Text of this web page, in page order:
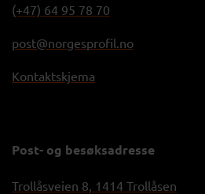
(+47) 64 95 78 70
post@norgesprofil.no
Kontaktskjema
Post- og besøksadresse
Trollåsveien 8, 1414 Trollåsen